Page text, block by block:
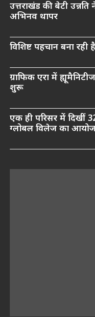
उत्तराखंड की बेटी उन्नति
अभिनव थापर
विशिष्ट पहचान बना
ग्राफिक एरा में
शुरू
एक ही परिसर में दिखीं
ग्लोबल विलेज का